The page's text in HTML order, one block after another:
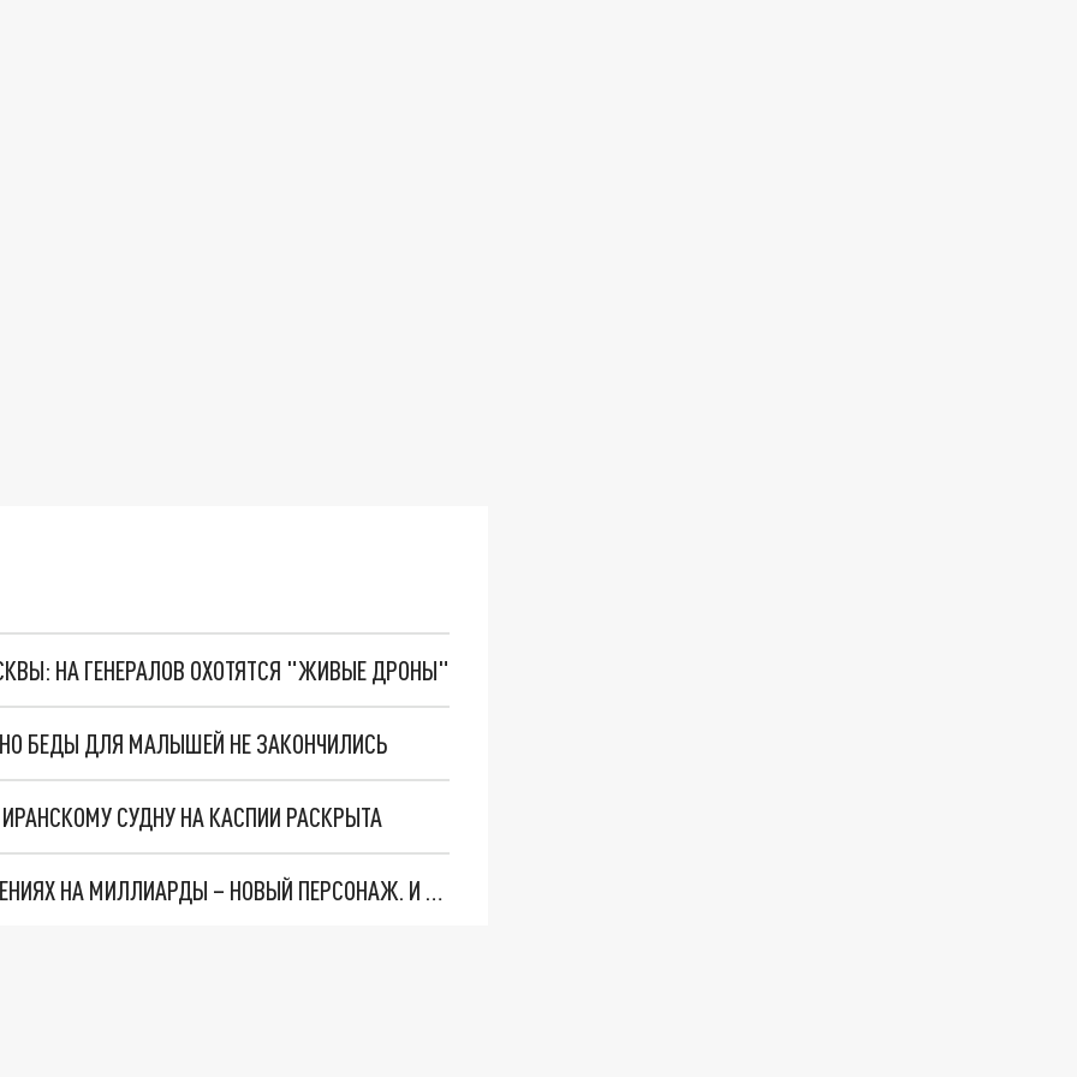
НА ГЕНЕРАЛОВ ОХОТЯТСЯ "ЖИВЫЕ ДРОНЫ"
БЕДЫ ДЛЯ МАЛЫШЕЙ НЕ ЗАКОНЧИЛИСЬ
СУДНУ НА КАСПИИ РАСКРЫТА
СЛЕДЫ ВЕДУТ В ЦЕНТРОБАНК… В ДЕЛЕ О ХИЩЕНИЯХ НА МИЛЛИАРДЫ – НОВЫЙ ПЕРСОНАЖ. И ОН УЖЕ В БЕГАХ